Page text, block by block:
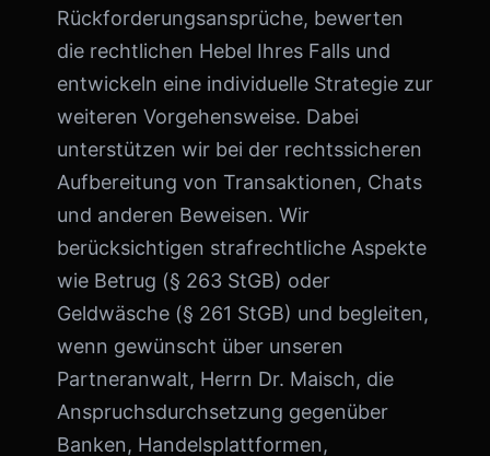
Rückforderungsansprüche, bewerten
die rechtlichen Hebel Ihres Falls und
entwickeln eine individuelle Strategie zur
weiteren Vorgehensweise. Dabei
unterstützen wir bei der rechtssicheren
Aufbereitung von Transaktionen, Chats
und anderen Beweisen. Wir
berücksichtigen strafrechtliche Aspekte
wie Betrug (§ 263 StGB) oder
Geldwäsche (§ 261 StGB) und begleiten,
wenn gewünscht über unseren
Partneranwalt, Herrn Dr. Maisch, die
Anspruchsdurchsetzung gegenüber
Banken, Handelsplattformen,